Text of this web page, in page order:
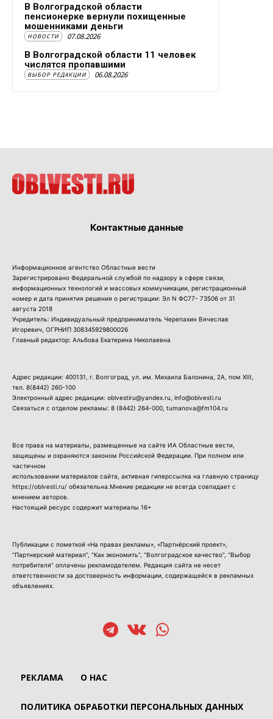
В Волгоградской области
пенсионерке вернули похищенные
мошенниками деньги
НОВОСТИ 07.08.2026
В Волгоградской области 11 человек
числятся пропавшими
ВЫБОР РЕДАКЦИИ 06.08.2026
Контактные данные
Информационное агентство Областные вести
Зарегистрировано Федеральной службой по надзору в сфере связи,
информационных технологий и массовых коммуникации, регистрационный
номер и дата принятия решения о регистрации: Эл N ФС77- 73506 от 31
августа 2018
Учредитель: Индивидуальный предприниматель Черепахин Вячеслав
Игоревич, ОГРНИП 308345929800026
Главный редактор: Альбова Екатерина Николаевна
Адрес редакции: 400131, г. Волгоград, ул. им. Михаила Балонина, 2А, пом XIII,
тел. 8(8442) 260-100
Электронный адрес редакции: oblvestiru@yandex.ru, info@oblvesti.ru
Связаться с отделом рекламы: 8 (8442) 264-000 , tumanova@fm104.ru
Все права на материалы, размещенные на сайте ИА Областные вести,
защищены и охраняются законом Российской Федерации. При полном или
частичном
использовании материалов сайта, активная гиперссылка на главную страницу
https://oblvesti.ru/ обязательна.Мнение редакции не всегда совпадает с
мнением авторов.
Настоящий ресурс содержит материалы 16+
Публикации с пометкой «На правах рекламы», «Партнёрский проект»,
“Партнерский материал”, “Как экономить”, “Волгоградское качество”, “Выбор
потребителя” оплачены рекламодателем. Редакция сайта не несет
ответственности за достоверность информации, содержащейся в рекламных
объявлениях.
РЕКЛАМА О НАС
ПОЛИТИКА ОБРАБОТКИ ПЕРСОНАЛЬНЫХ ДАННЫХ